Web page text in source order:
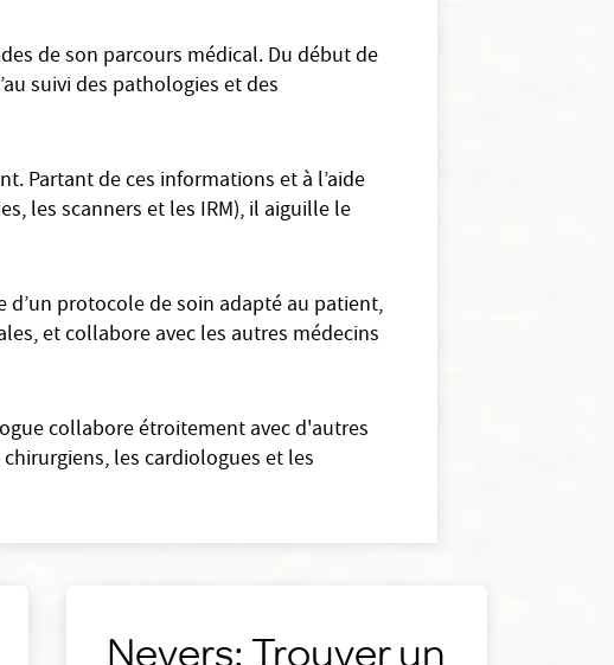
de son parcours médical. Du début de
suivi des pathologies et des
Partant de ces informations et à l’aide
les scanners et les IRM), il aiguille le
protocole de soin adapté au patient,
et collabore avec les autres médecins
collabore étroitement avec d'autres
les cardiologues et les
Nevers: Trouver un